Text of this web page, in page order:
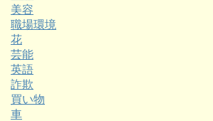
美容
職場環境
花
芸能
英語
詐欺
買い物
車